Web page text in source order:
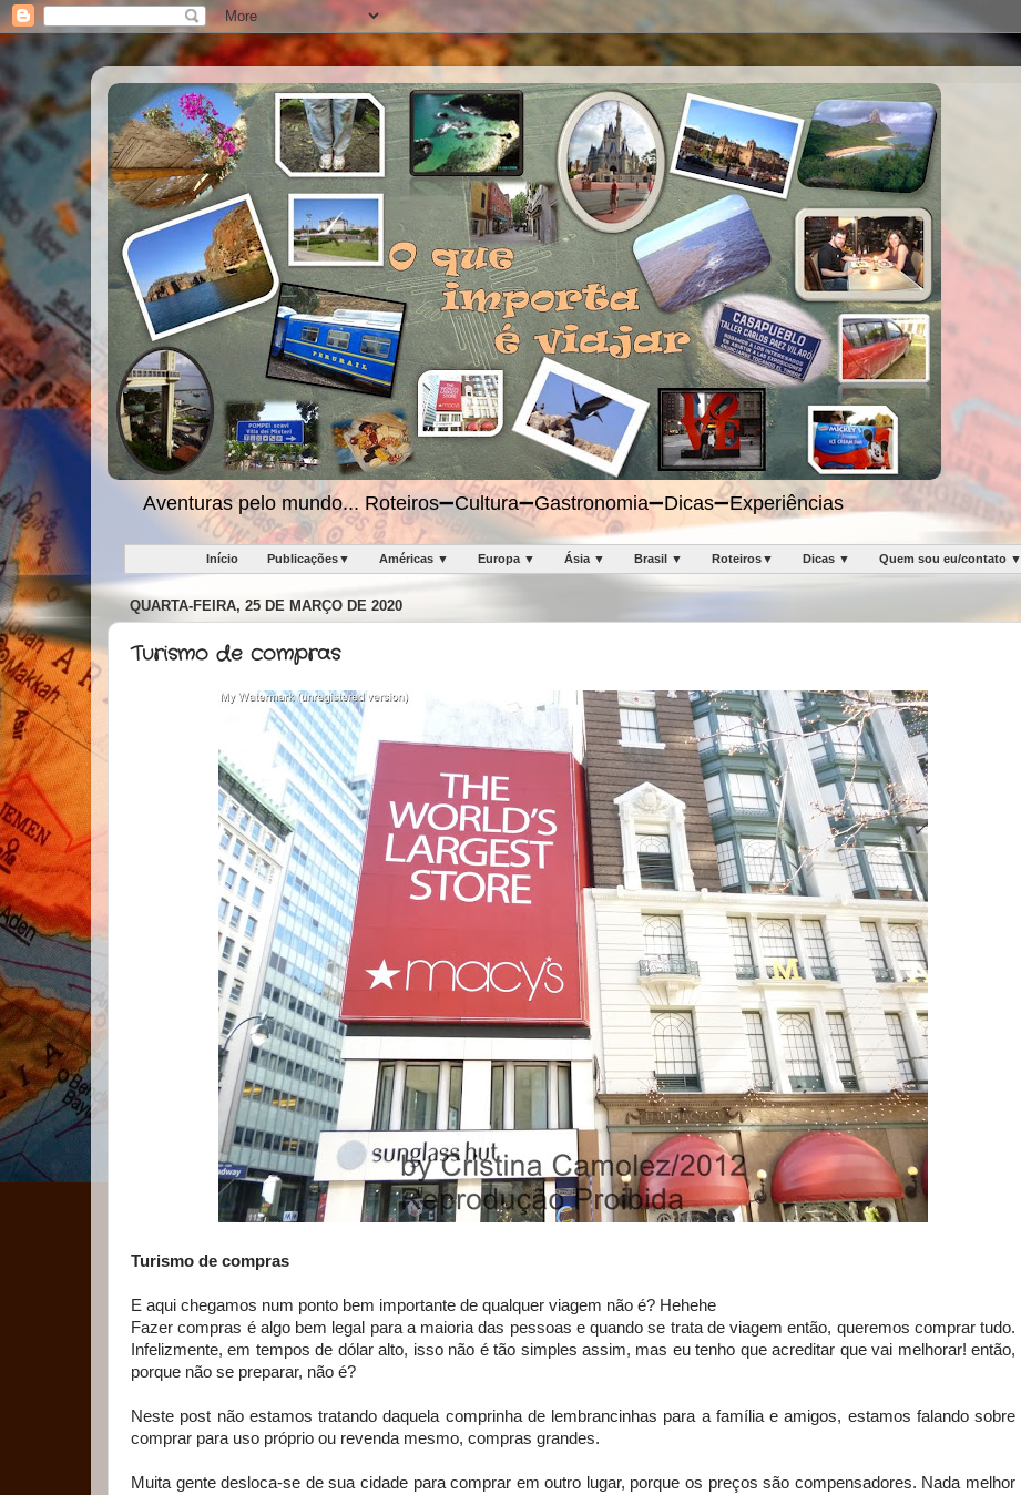
Aventuras pelo mundo... Roteiros➖Cultura➖Gastronomia➖Dicas➖Experiências
Início Publicações▼ Américas ▼ Europa ▼ Ásia ▼ Brasil ▼ Roteiros▼ Dicas ▼ Quem sou eu/contato ▼
QUARTA-FEIRA, 25 DE MARÇO DE 2020
Turismo de compras
Turismo de compras
E aqui chegamos num ponto bem importante de qualquer viagem não é? Hehehe
Fazer compras é algo bem legal para a maioria das pessoas e quando se trata de viagem então, queremos comprar tudo.
Infelizmente, em tempos de dólar alto, isso não é tão simples assim, mas eu tenho que acreditar que vai melhorar! então,
porque não se preparar, não é?
Neste post não estamos tratando daquela comprinha de lembrancinhas para a família e amigos, estamos falando sobre
comprar para uso próprio ou revenda mesmo, compras grandes.
Muita gente desloca-se de sua cidade para comprar em outro lugar, porque os preços são compensadores. Nada melhor